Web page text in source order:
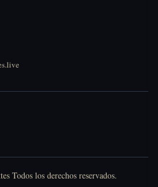
Todos los derechos reservados.